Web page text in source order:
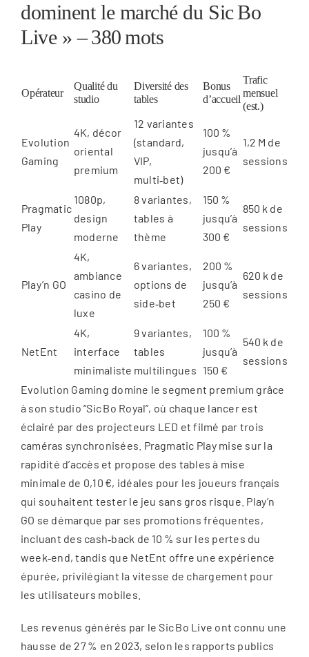
dominent le marché du Sic Bo
Live » – 380 mots
Opérateur
Qualité du
studio
Diversité des
tables
Bonus
d’accueil
Trafic
mensuel
(est.)
Evolution
Gaming
4K, décor
oriental
premium
12 variantes
(standard,
VIP,
multi‑bet)
100 %
jusqu’à
200 €
1,2 M de
sessions
Pragmatic
Play
1080p,
design
moderne
8 variantes,
tables à
thème
150 %
jusqu’à
300 €
850 k de
sessions
Play’n GO
4K,
ambiance
casino de
luxe
6 variantes,
options de
side‑bet
200 %
jusqu’à
250 €
620 k de
sessions
NetEnt
4K,
interface
minimaliste
9 variantes,
tables
multilingues
100 %
jusqu’à
150 €
540 k de
sessions
Evolution Gaming domine le segment premium grâce
à son studio “Sic Bo Royal”, où chaque lancer est
éclairé par des projecteurs LED et filmé par trois
caméras synchronisées. Pragmatic Play mise sur la
rapidité d’accès et propose des tables à mise
minimale de 0,10 €, idéales pour les joueurs français
qui souhaitent tester le jeu sans gros risque. Play’n
GO se démarque par ses promotions fréquentes,
incluant des cash‑back de 10 % sur les pertes du
week‑end, tandis que NetEnt offre une expérience
épurée, privilégiant la vitesse de chargement pour
les utilisateurs mobiles.
Les revenus générés par le Sic Bo Live ont connu une
hausse de 27 % en 2023, selon les rapports publics